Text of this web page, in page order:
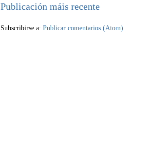
Publicación máis recente
Subscribirse a: Publicar comentarios (Atom)